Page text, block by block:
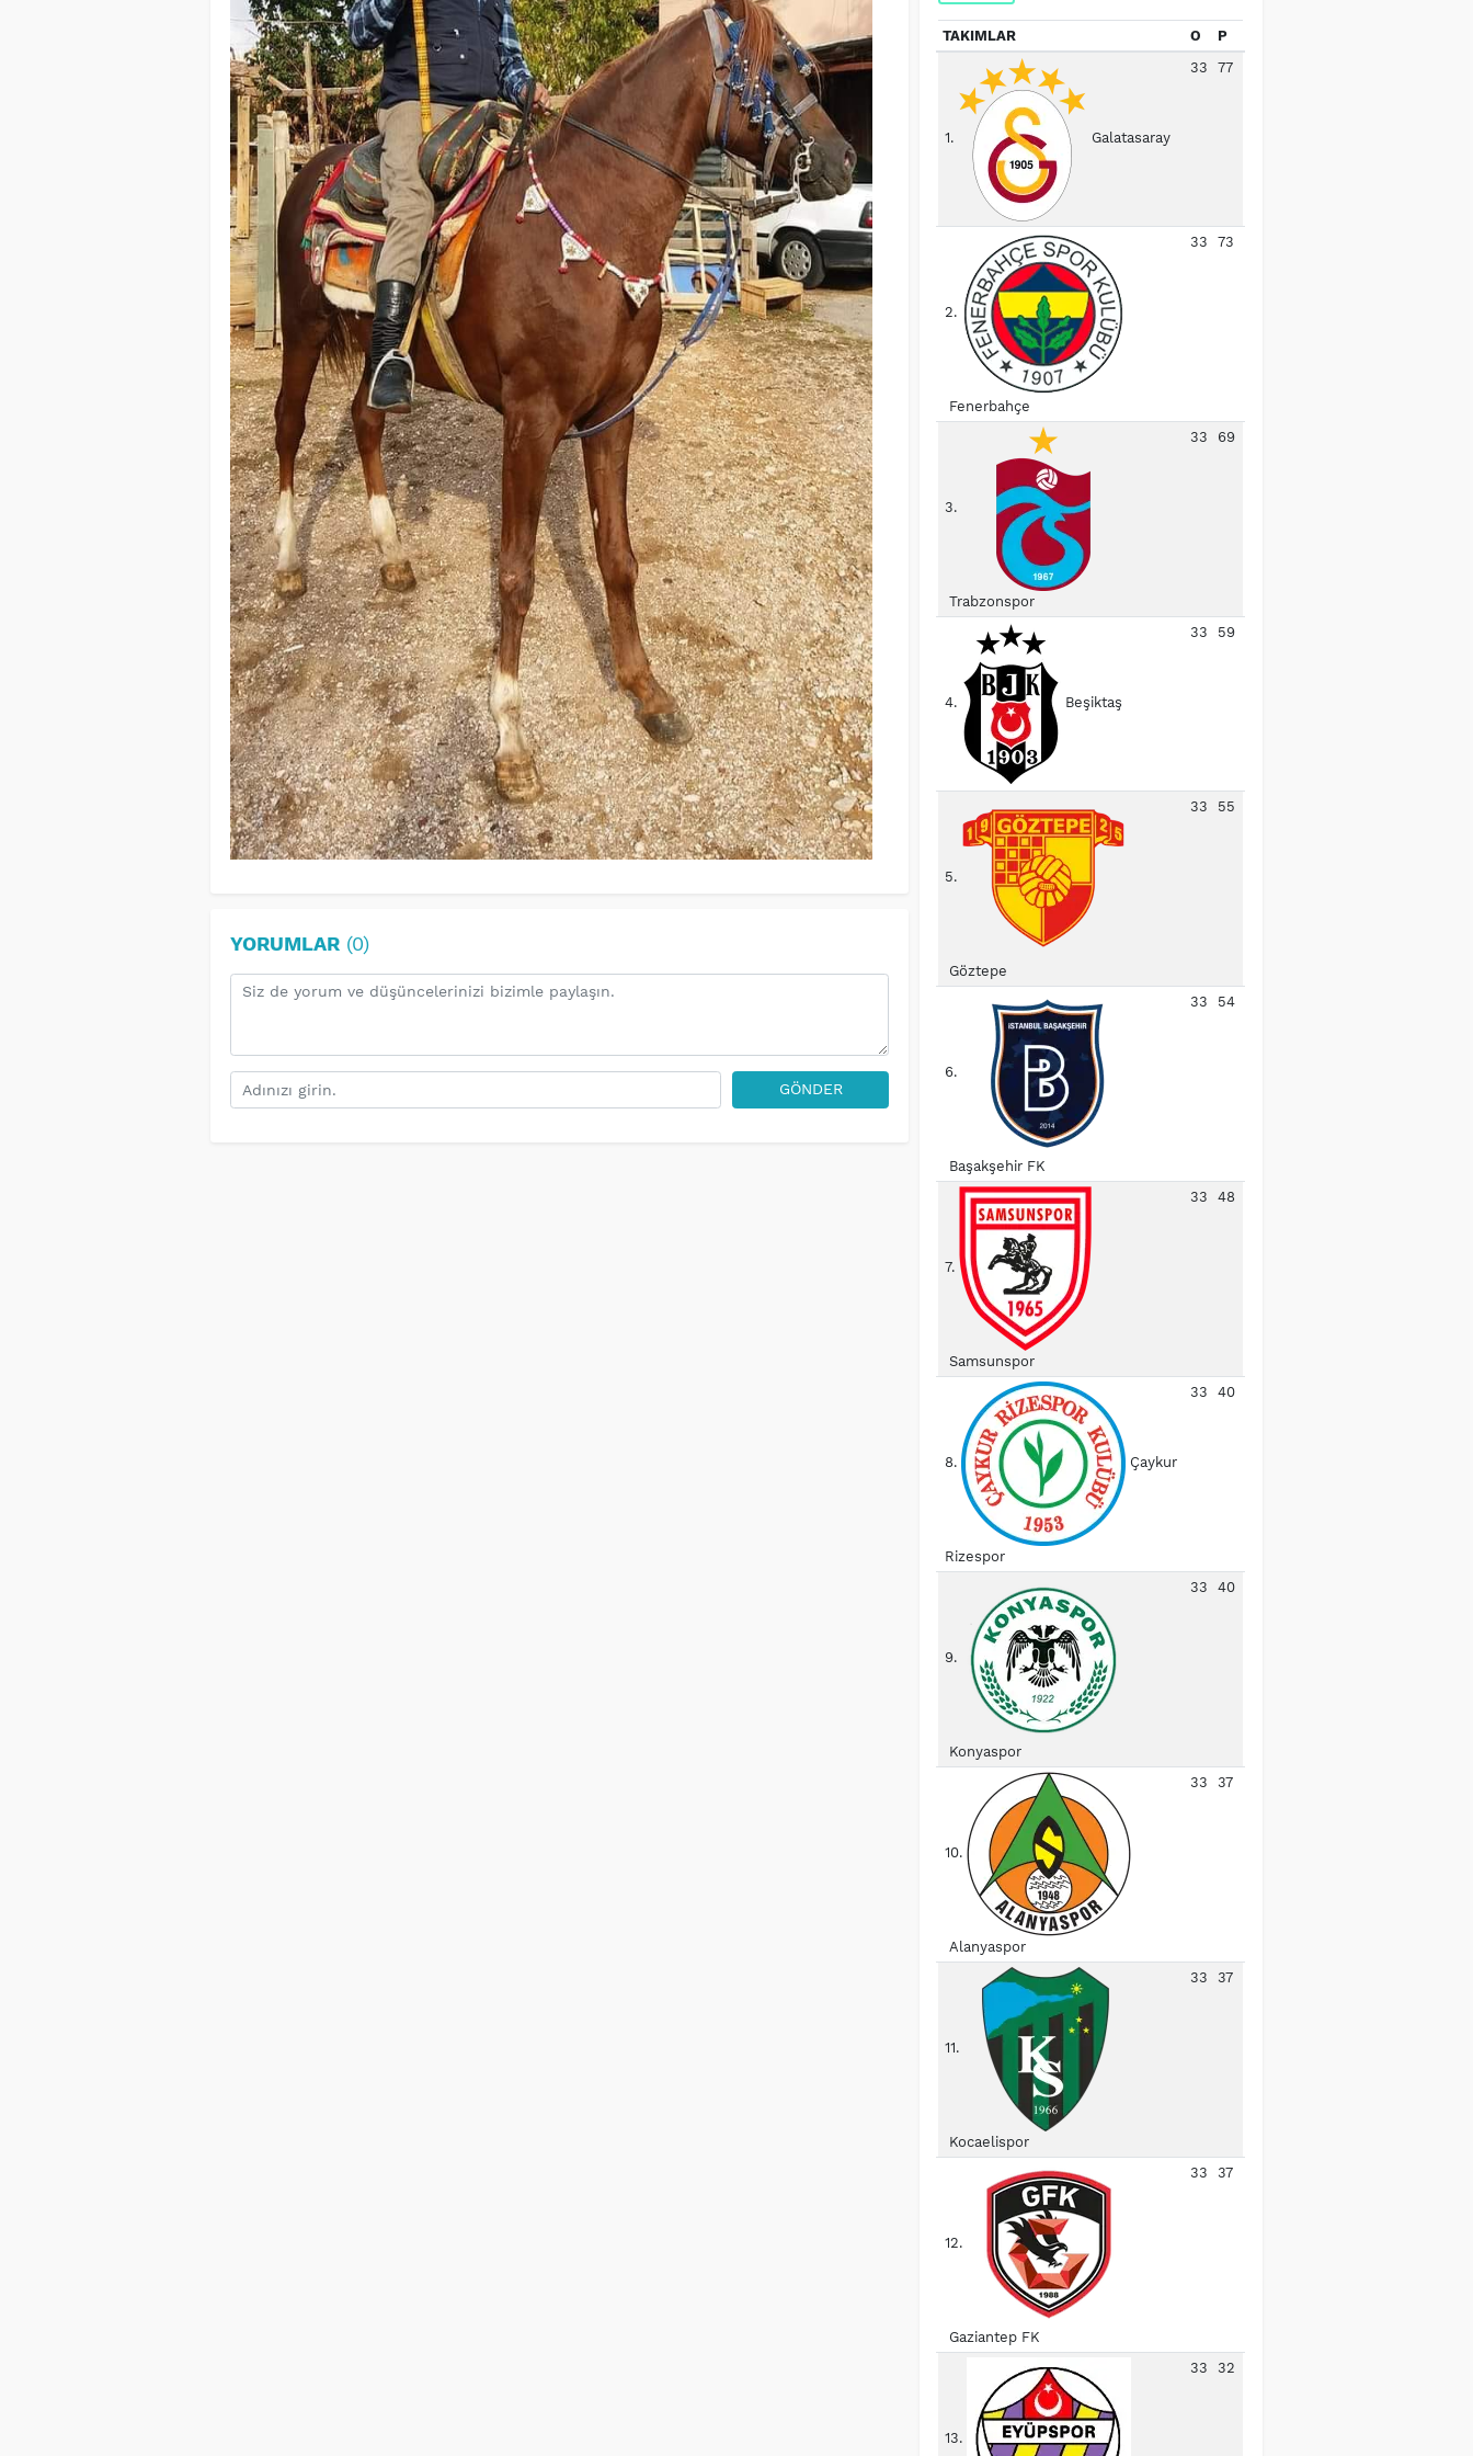
YORUMLAR(0)
GÖNDER
TAKIMLAR O P
1. Galatasaray
33 77
2.
Fenerbahçe
33 73
3.
Trabzonspor
33 69
4. Beşiktaş
33 59
5.
Göztepe
33 55
6.
Başakşehir FK
33 54
7.
Samsunspor
33 48
8. Çaykur
Rizespor
33 40
9.
Konyaspor
33 40
10.
Alanyaspor
33 37
11.
Kocaelispor
33 37
12.
Gaziantep FK
33 37
13.
33 32